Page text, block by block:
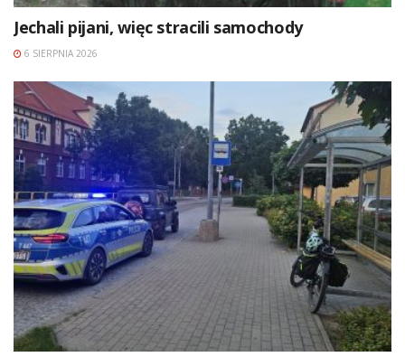
Jechali pijani, więc stracili samochody
6 SIERPNIA 2026